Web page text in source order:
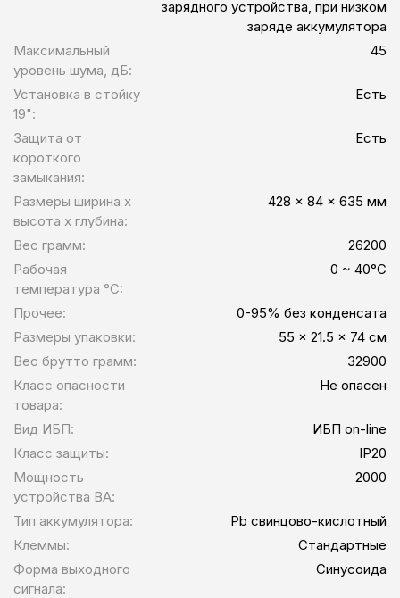
зарядного устройства, при низком
заряде аккумулятора
Максимальный
уровень шума, дБ:
45
Установка в стойку
19":
Есть
Защита от
короткого
замыкания:
Есть
Размеры ширина x
высота x глубина:
428 x 84 x 635 мм
Вес грамм:
26200
Рабочая
температура °C:
0 ~ 40°C
Прочее:
0-95% без конденсата
Размеры упаковки:
55 x 21.5 x 74 см
Вес брутто грамм:
32900
Класс опасности
товара:
Не опасен
Вид ИБП:
ИБП on-line
Класс защиты:
IP20
Мощность
устройства ВА:
2000
Тип аккумулятора:
Pb свинцово-кислотный
Клеммы:
Стандартные
Форма выходного
сигнала:
Синусоида